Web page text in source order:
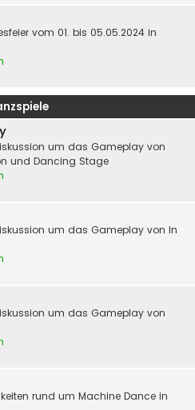
vom 01. bis 05.05.2024 in
um das Gameplay von
und Dancing Stage
um das Gameplay von In
um das Gameplay von
rund um Machine Dance in